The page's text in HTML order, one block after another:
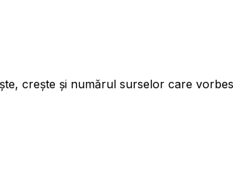
crește și numărul surselor care